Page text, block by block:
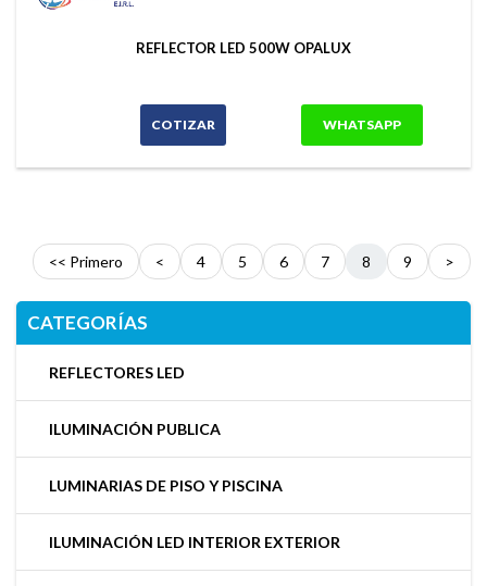
CATEGORÍAS
REFLECTORES LED
ILUMINACIÓN PUBLICA
LUMINARIAS DE PISO Y PISCINA
ILUMINACIÓN LED INTERIOR EXTERIOR
REFLECTOR LED 500W OPALUX
COTIZAR WHATSAPP
<< Primero < 4 5 6 7 8 9 >